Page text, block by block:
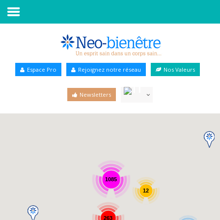
Annuaire Bien-être
Espace Pro Rejoignez notre réseau Nos Valeurs
Newsletters
1085
263
12